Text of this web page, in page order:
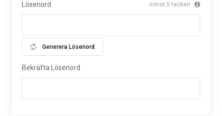
Lösenord minst 5 tecken
Generera Lösenord
Bekräfta Lösenord